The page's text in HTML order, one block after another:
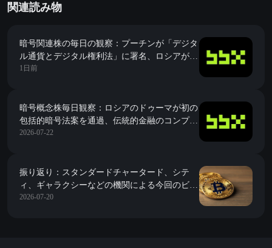
関連読み物
暗号関連株の毎日の観察：プーチンが「デジタ
ル通貨とデジタル権利法」に署名、ロシアが暗
号取引の合法的枠組みを確立、個人投資家の年
1日前
暗号概念株毎日観察：ロシアのドゥーマが初の
包括的暗号法案を通過、伝統的金融のコンプラ
イアンスの大門が9月に開く
2026-07-22
振り返り：スタンダードチャータード、シテ
ィ、ギャラクシーなどの機関による今回のビッ
トコインの底値予測
2026-07-20